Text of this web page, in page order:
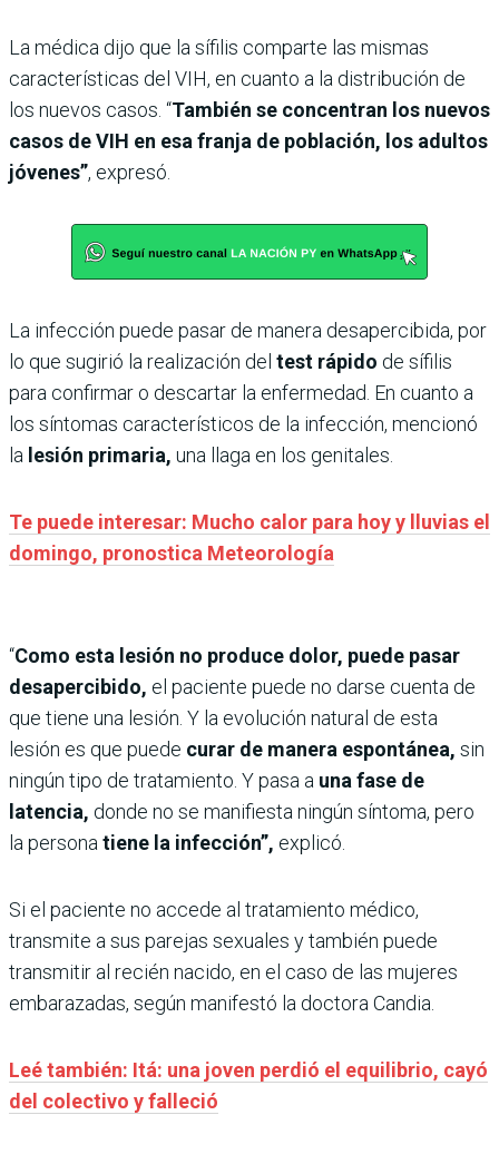
La médica dijo que la sífilis comparte las mismas
características del VIH, en cuanto a la distribución de
los nuevos casos. “También se concentran los nuevos
casos de VIH en esa franja de población, los adultos
jóvenes”, expresó.
La infección puede pasar de manera desapercibida, por
lo que sugirió la realización del test rápido de sífilis
para confirmar o descartar la enfermedad. En cuanto a
los síntomas característicos de la infección, mencionó
la lesión primaria, una llaga en los genitales.
Te puede interesar: Mucho calor para hoy y lluvias el
domingo, pronostica Meteorología
“Como esta lesión no produce dolor, puede pasar
desapercibido, el paciente puede no darse cuenta de
que tiene una lesión. Y la evolución natural de esta
lesión es que puede curar de manera espontánea, sin
ningún tipo de tratamiento. Y pasa a una fase de
latencia, donde no se manifiesta ningún síntoma, pero
la persona tiene la infección”, explicó.
Si el paciente no accede al tratamiento médico,
transmite a sus parejas sexuales y también puede
transmitir al recién nacido, en el caso de las mujeres
embarazadas, según manifestó la doctora Candia.
Leé también: Itá: una joven perdió el equilibrio, cayó
del colectivo y falleció